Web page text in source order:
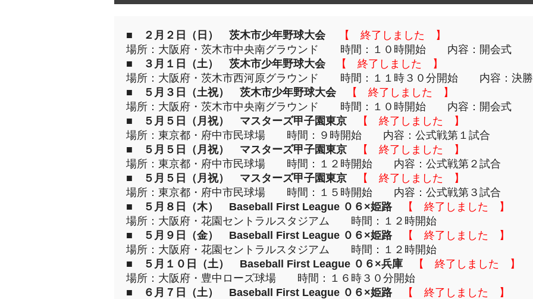
■ ２月２日（日） 茨木市少年野球大会
【 終了しました 】
場所：大阪府・茨木市中央南グラウンド 時間：１０時開始 内容：開会式
■
３月１日（土） 茨木市少年野球大会
【 終了しました 】
場所：大阪府・茨木市西河原グラウンド 時間：１１時３０分開始 内容：決勝
■
５月３日（土祝） 茨木市少年野球大会
【 終了しました 】
場所：大阪府・茨木市中央南グラウンド 時間：１０時開始 内容：開会式
■
５月５日（月祝） マスターズ甲子園東京
【 終了しました 】
場所：東京都・府中市民球場 時間：９時開始 内容：公式戦第１試合
■
５月５日（月祝） マスターズ甲子園東京
【 終了しました 】
場所：東京都・府中市民球場 時間：１２時開始 内容：公式戦第２試合
■
５月５日（月祝） マスターズ甲子園東京
【 終了しました 】
場所：東京都・府中市民球場 時間：１５時開始 内容：公式戦第３試合
■
５月８日（木） Baseball First League ０６×姫路
【 終了しました 】
場所：大阪府・花園セントラルスタジアム 時間：１２時開始
■
５月９日（金） Baseball First League ０６×姫路
【 終了しました 】
場所：大阪府・花園セントラルスタジアム 時間：１２時開始
■
５月１０日（土） Baseball First League ０６×兵庫
【 終了しました 】
場所：大阪府・豊中ローズ球場 時間：１６時３０分開始
■
６月７日（土） Baseball First League ０６×姫路
【 終了しました 】